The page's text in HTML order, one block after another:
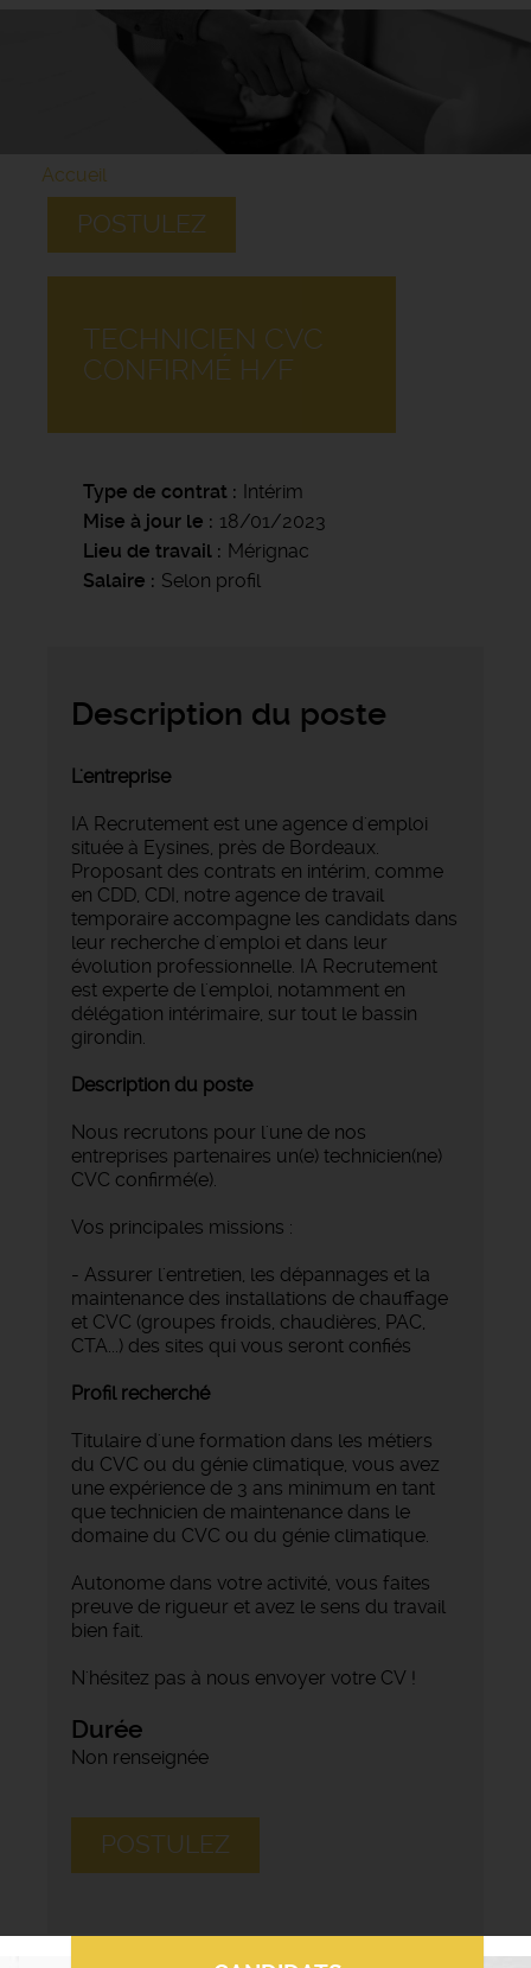
Accueil
POSTULEZ
TECHNICIEN CVC
CONFIRMÉ H/F
Type de contrat
Intérim
Mise à jour le
18/01/2023
Lieu de travail
Mérignac
Salaire
Selon profil
Description du poste
L'entreprise
IA Recrutement est une agence d'emploi
située à Eysines, près de Bordeaux.
Proposant des contrats en intérim, comme
en CDD, CDI, notre agence de travail
temporaire accompagne les candidats dans
leur recherche d'emploi et dans leur
évolution professionnelle. IA Recrutement
est experte de l'emploi, notamment en
délégation intérimaire, sur tout le bassin
girondin.
Description du poste
Nous recrutons pour l'une de nos
entreprises partenaires un(e) technicien(ne)
CVC confirmé(e).
Vos principales missions :
- Assurer l'entretien, les dépannages et la
maintenance des installations de chauffage
et CVC (groupes froids, chaudières, PAC,
CTA...) des sites qui vous seront confiés
Profil recherché
Titulaire d'une formation dans les métiers
du CVC ou du génie climatique, vous avez
une expérience de 3 ans minimum en tant
que technicien de maintenance dans le
domaine du CVC ou du génie climatique.
Autonome dans votre activité, vous faites
preuve de rigueur et avez le sens du travail
bien fait.
N'hésitez pas à nous envoyer votre CV !
Durée
Non renseignée
POSTULEZ